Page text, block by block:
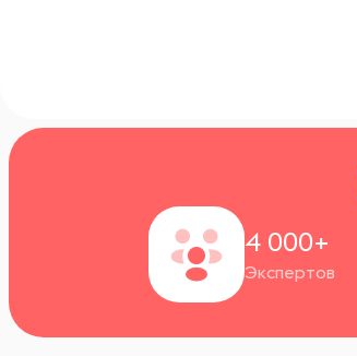
4 000+
Экспертов